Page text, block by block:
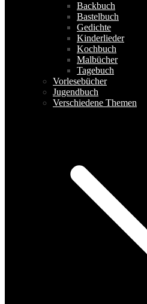
Backbuch
Bastelbuch
Gedichte
Kinderlieder
Kochbuch
Malbücher
Tagebuch
Vorlesebücher
Jugendbuch
Verschiedene Themen